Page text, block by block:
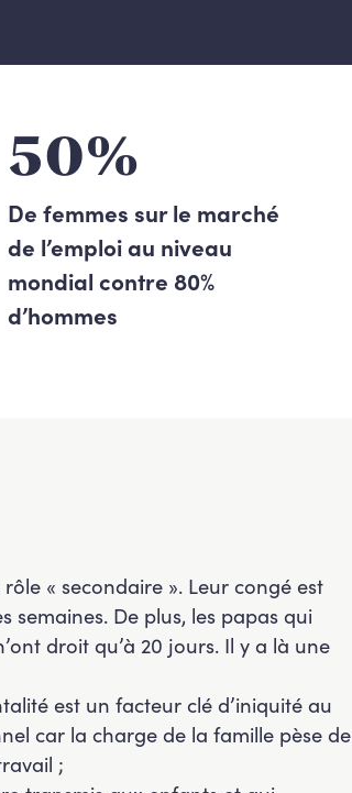
50%
De femmes sur le marché
de l’emploi au niveau
mondial contre 80%
d’hommes
« secondaire ». Leur congé est
De plus, les papas qui
droit qu’à 20 jours. Il y a là une
est un facteur clé d’iniquité au
car la charge de la famille pèse de
;